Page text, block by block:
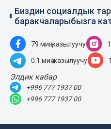
Биздин социалдык
баракчаларыбызга
79 миң жазылуучу
0.1 миң жазылуучу
Элдик кабар
+996 777 1937 00
+996 777 1937 00